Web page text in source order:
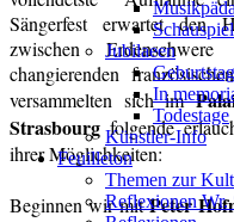
Jubilaeen
In
Todestage
Künstler-Info
Feuilleton
Themen zur
Reflexionen Wr.
Sängerfest erwartet den
zwischen
changierenden
versammelten sich im
Strasbourgfolgende
ihrer Möglichkeiten:
Beginnen wir mitPeter